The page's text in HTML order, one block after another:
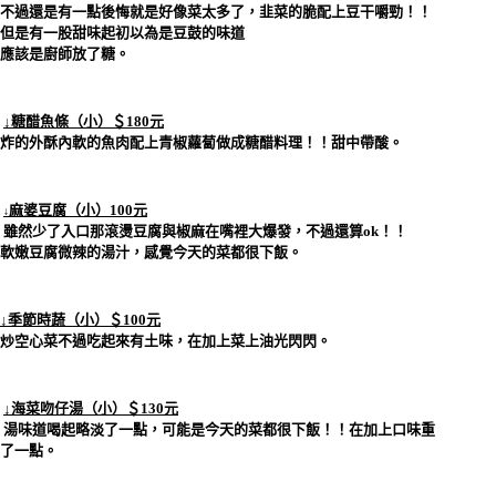
不過還是有一點後悔就是好像菜太多了，韭菜的脆配上豆干嚼勁！！
但是有一股甜味起初以為是豆鼓的味道
應該是廚師放了糖。
↓糖醋魚條（小）＄180元
炸的外酥內軟的魚肉配上青椒蘿蔔做成糖醋料理！！甜中帶酸。
↓麻婆豆腐（小）100元
雖然少了入口那滾燙豆腐與椒麻在嘴裡大爆發，不過還算ok！！
軟嫩豆腐微辣的湯汁，感覺今天的菜都很下飯。
↓季節時蔬（小）＄100元
炒空心菜不過吃起來有土味，在加上菜上油光閃閃。
↓海菜吻仔湯（小）＄130元
湯味道喝起略淡了一點，可能是今天的菜都很下飯！！在加上口味重
了一點。